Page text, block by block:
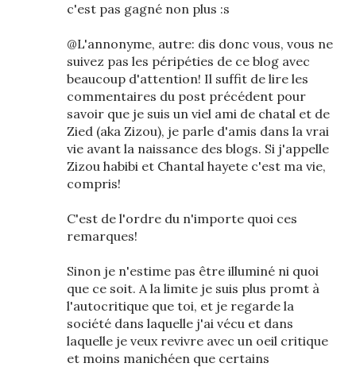
c'est pas gagné non plus :s
@L'annonyme, autre: dis donc vous, vous ne
suivez pas les péripéties de ce blog avec
beaucoup d'attention! Il suffit de lire les
commentaires du post précédent pour
savoir que je suis un viel ami de chatal et de
Zied (aka Zizou), je parle d'amis dans la vrai
vie avant la naissance des blogs. Si j'appelle
Zizou habibi et Chantal hayete c'est ma vie,
compris!
C'est de l'ordre du n'importe quoi ces
remarques!
Sinon je n'estime pas être illuminé ni quoi
que ce soit. A la limite je suis plus promt à
l'autocritique que toi, et je regarde la
société dans laquelle j'ai vécu et dans
laquelle je veux revivre avec un oeil critique
et moins manichéen que certains